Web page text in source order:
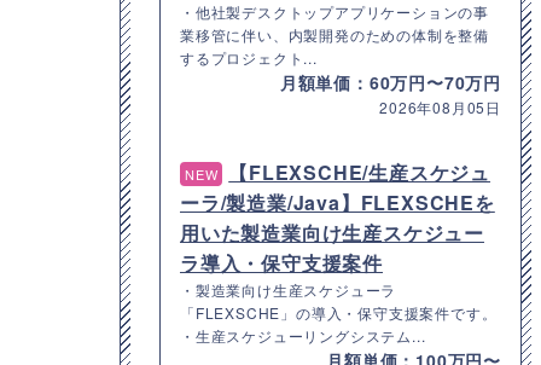
・他社製デスクトップアプリケーションの事
業移管に伴い、内製開発のための体制を整備
するプロジェクト...
月額単価：60万円〜70万円
2026年08月05日
NEW
【FLEXSCHE/生産スケジュ
ーラ/製造業/Java】FLEXSCHEを
用いた製造業向け生産スケジュー
ラ導入・保守支援案件
・製造業向け生産スケジューラ
「FLEXSCHE」の導入・保守支援案件です。
・生産スケジューリングシステム...
月額単価：100万円〜